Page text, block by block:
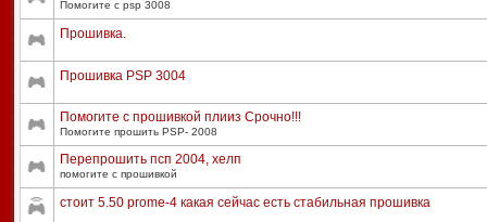
Помогите с psp 3008
Прошивка.
Прошивка PSP 3004
Помогите с прошивкой плииз Срочно!!!
Помогите прошить PSP- 2008
Перепрошить псп 2004, хелп
помогите с прошивкой
стоит 5.50 prome-4 какая сейчас есть стабильная прошивка